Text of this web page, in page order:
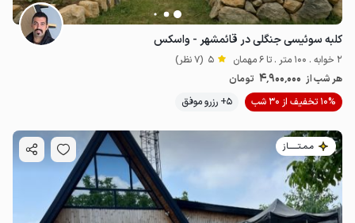
کلبه سوئیسی جنگلی در قائمشهر - واسکس
2 خوابه . 100 متر . تا 6 مهمان 5 (7 نظر)
هر شب از 4٬900٬000 تومان
10% تخفیف از 30 شب
5+ رزرو موفق
مـمـتــــــاز